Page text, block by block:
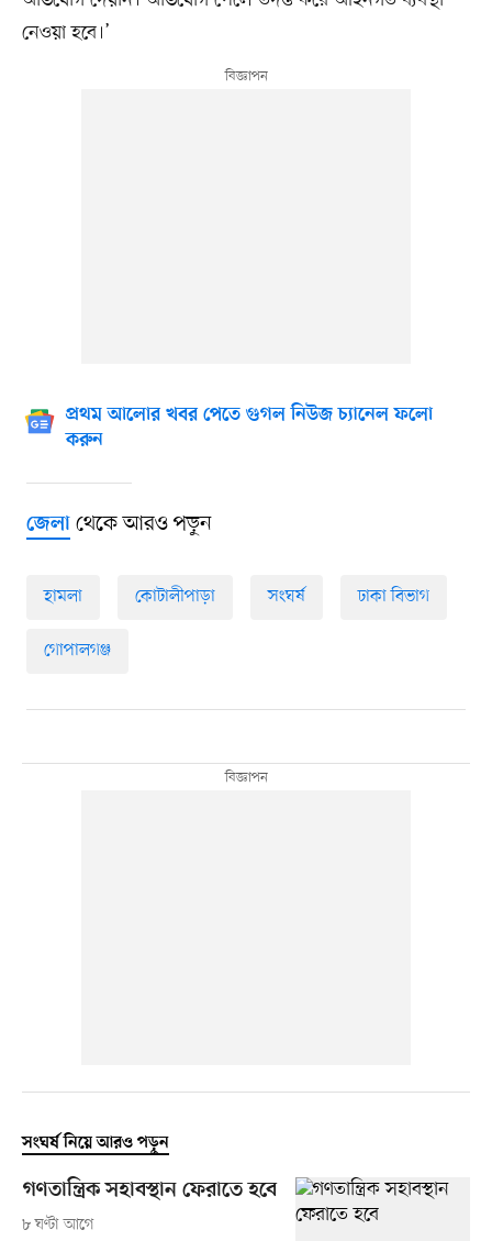
নেওয়া হবে।’
প্রথম আলোর খবর পেতে গুগল নিউজ চ্যানেল ফলো
করুন
জেলাথেকে আরও পড়ুন
হামলা কোটালীপাড়া সংঘর্ষ ঢাকা বিভাগ
গোপালগঞ্জ
সংঘর্ষ নিয়ে আরও পড়ুন
গণতান্ত্রিক সহাবস্থান ফেরাতে হবে
৮ ঘণ্টা আগে